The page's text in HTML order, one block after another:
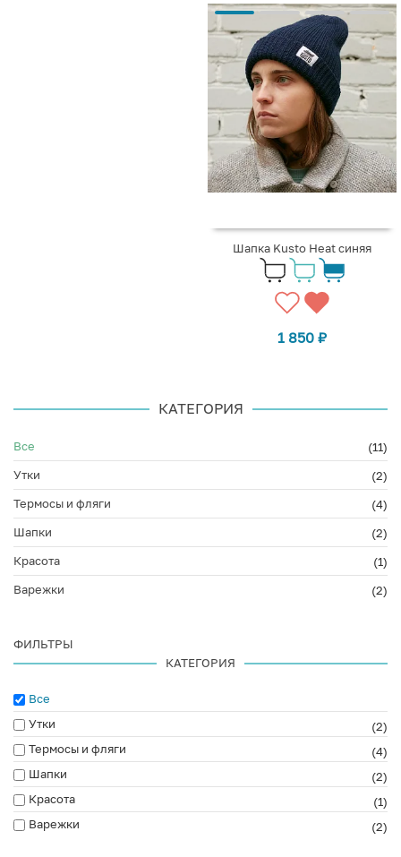
Шапка Kusto Heat синяя
1 850 ₽
КАТЕГОРИЯ
Все
(11)
Утки
(2)
Термосы и фляги
(4)
Шапки
(2)
Красота
(1)
Варежки
(2)
ФИЛЬТРЫ
КАТЕГОРИЯ
Все
Утки
(2)
Термосы и фляги
(4)
Шапки
(2)
Красота
(1)
Варежки
(2)